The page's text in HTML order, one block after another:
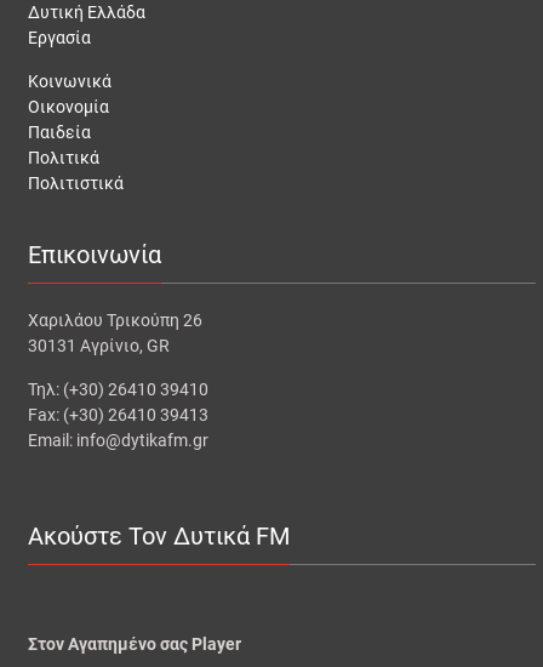
Δυτική Ελλάδα
Εργασία
Κοινωνικά
Οικονομία
Παιδεία
Πολιτικά
Πολιτιστικά
Επικοινωνία
Χαριλάου Τρικούπη 26
30131 Αγρίνιο, GR
Τηλ: (+30) 26410 39410
Fax: (+30) 26410 39413
Email: info@dytikafm.gr
Ακούστε Τον Δυτικά FM
Στον Αγαπημένο σας Player